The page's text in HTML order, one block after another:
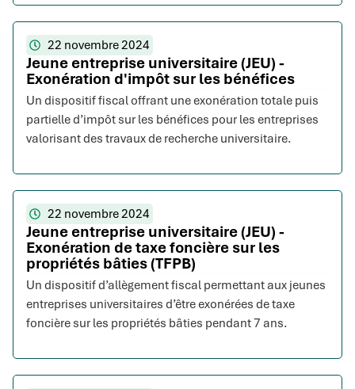
22 novembre 2024
Jeune entreprise universitaire (JEU) -
Exonération d'impôt sur les bénéfices
Un dispositif fiscal offrant une exonération totale puis
partielle d’impôt sur les bénéfices pour les entreprises
valorisant des travaux de recherche universitaire.
22 novembre 2024
Jeune entreprise universitaire (JEU) -
Exonération de taxe foncière sur les
propriétés bâties (TFPB)
Un dispositif d’allègement fiscal permettant aux jeunes
entreprises universitaires d’être exonérées de taxe
foncière sur les propriétés bâties pendant 7 ans.